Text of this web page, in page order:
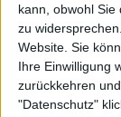
kann, obwohl Sie
zu
Website. Sie
Ihre Einwilligung
zurückkehren
"Datenschutz"